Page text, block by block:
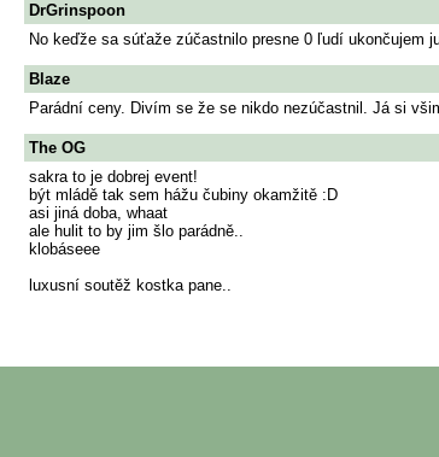
DrGrinspoon
No keďže sa súťaže zúčastnilo presne 0 ľudí
Blaze
Parádní ceny. Divím se že se nikdo nezúčastnil. Já si
The OG
sakra to je dobrej event!
být mládě tak sem hážu čubiny okamžitě :D
asi jiná doba, whaat
ale hulit to by jim šlo parádně..
klobáseee
luxusní soutěž kostka pane..